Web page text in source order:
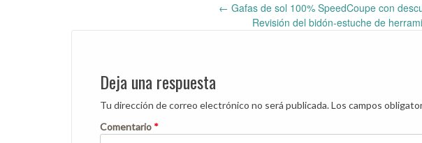
Post
← Gafas de sol 100% SpeedCoupe con
Revisión del bidón-estuche de
Deja una respuesta
Tu dirección de correo electrónico no será publicada.Los campos
Comentario *